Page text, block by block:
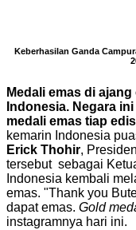
Keberhasilan Ganda
Medali emas di
Indonesia. Negara
medali emas tiap
kemarin Indonesia
Erick Thohir,
tersebut sebagai
Indonesia kembali
emas. "Thank you
dapat emas. Gold
instagramnya hari ini.